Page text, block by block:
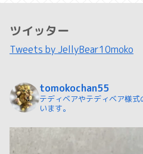
ツイッター
Tweets by JellyBear10moko
tomokochan55
テディベアやテディベア様
います。